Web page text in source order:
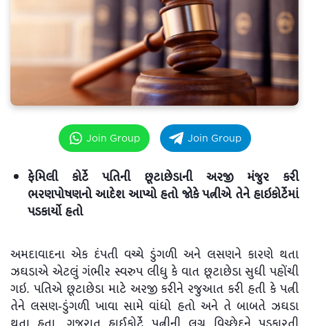
Join Group Join Group
ફેમિલી કોર્ટે પતિની છૂટાછેડાની અરજી મંજુર કરી
ભરણપોષણનો આદેશ આપ્યો હતો જોકે પત્નીએ તેને હાઇકોર્ટેમાં
પડકાર્યો હતો
અમદાવાદના એક દંપતી વચ્ચે ડુંગળી અને લસણને કારણે થતા
ઝઘડાએ એટલું ગંભીર સ્વરુપ લીધુ કે વાત છૂટાછેડા સુધી પહોંચી
ગઇ. પતિએ છૂટાછેડા માટે અરજી કરીને રજુઆત કરી હતી કે પત્ની
તેને લસણ-ડુંગળી ખાવા સામે વાંધો હતો અને તે બાબતે ઝઘડા